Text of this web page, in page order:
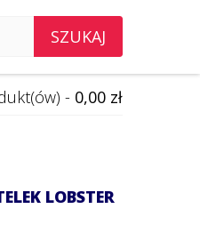
SZUKAJ
- 0,00 zł
LOBSTER